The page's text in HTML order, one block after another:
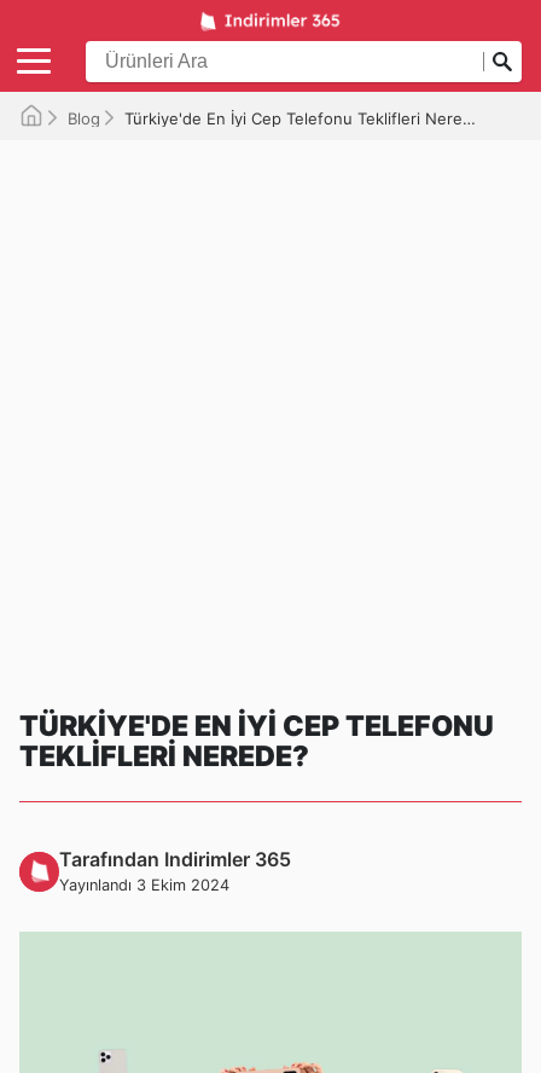
Blog Türkiye'de En İyi Cep Telefonu Teklifleri Nerede?
TÜRKIYE'DE EN İYI CEP TELEFONU
TEKLIFLERI NEREDE?
Tarafından Indirimler 365
Yayınlandı 3 Ekim 2024